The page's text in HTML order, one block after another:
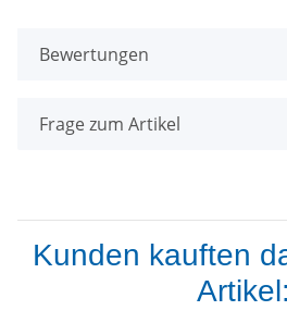
Bewertungen
Frage zum Artikel
Kunden kauften
Artikel: